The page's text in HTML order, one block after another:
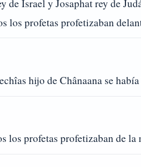
de Israel y Josaphat rey de
los profetas profetizaban
hijo de Chânaana se
los profetas profetizaban de la